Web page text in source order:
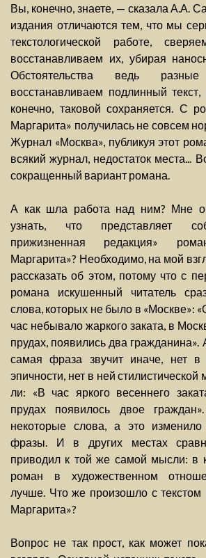
Вы, конечно, знаете, — сказала А.А.
издания отличаются тем, что мы
текстологической работе,
восстанавливаем их, убирая
Обстоятельства ведь
восстанавливаем подлинный текст,
конечно, таковой сохраняется. С
Маргарита» получилась не совсем
Журнал «Москва», публикуя этот
всякий журнал, недостаток места...
сокращенный вариант романа.
А как шла работа над ним? Мне
узнать, что представляет
прижизненная редакция»
Маргарита»? Необходимо, на мой
рассказать об этом, потому что с
романа искушенный читатель
слова, которых не было в «Москве»:
час небывало жаркого заката, в
прудах, появились два
самая фраза звучит иначе, нет
эпичности, нет в ней стилистической
ли: «В час яркого весеннего
прудах появилось двое
некоторые слова, а это изменило
фразы. И в других местах
приводил к той же самой мысли: в
роман в художественном
лучше. Что же произошло с
Маргарита»?
Вопрос не так прост, как может